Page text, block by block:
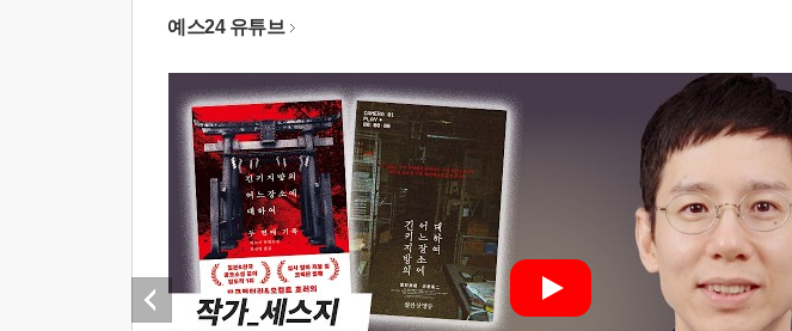
예스24 유튜브